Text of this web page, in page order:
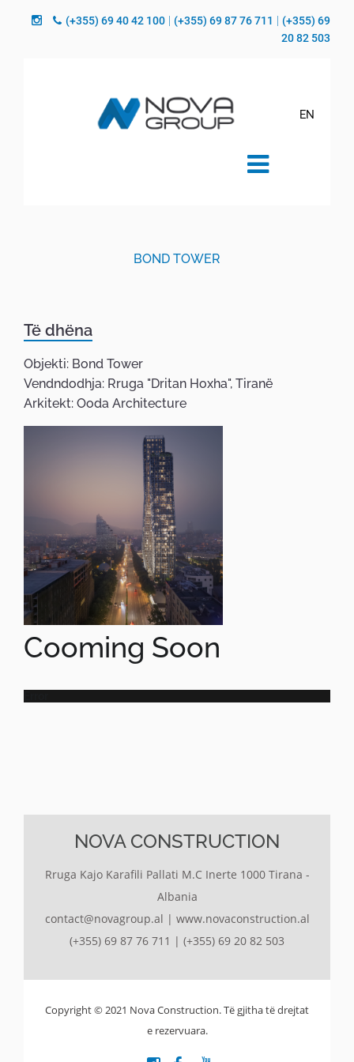
(+355) 69 40 42 100 (+355) 69 87 76 711
(+355) 69
20 82 503
EN
BOND TOWER
Objekti: Bond Tower
Vendndodhja: Rruga "Dritan Hoxha", Tiranë
Arkitekt: Ooda Architecture
Cooming Soon
NOVA CONSTRUCTION
Rruga Kajo Karafili Pallati M.C Inerte 1000 Tirana -
Albania
contact@novagroup.al | www.novaconstruction.al
(+355) 69 87 76 711 | (+355) 69 20 82 503
Copyright © 2021 Nova Construction. Të gjitha të drejtat
e rezervuara.